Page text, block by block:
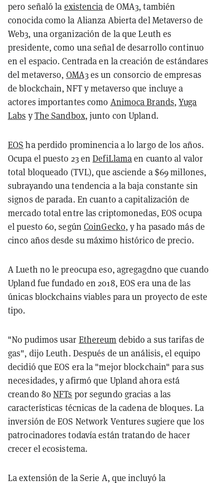
pero señaló la existencia de OMA3, también
conocida como la Alianza Abierta del Metaverso de
Web3, una organización de la que Leuth es
presidente, como una señal de desarrollo continuo
en el espacio. Centrada en la creación de estándares
del metaverso, OMA3es un consorcio de empresas
de blockchain, NFT y metaverso que incluye a
actores importantes como Animoca Brands,Yuga
Labs yThe Sandbox, junto con Upland.
EOS ha perdido prominencia a lo largo de los años.
Ocupa el puesto 23 enDefiLlamaen cuanto al valor
total bloqueado (TVL), que asciende a $69 millones,
subrayando una tendencia a la baja constante sin
signos de parada. En cuanto a capitalización de
mercado total entre las criptomonedas, EOS ocupa
el puesto 60, según CoinGecko, y ha pasado más de
cinco años desde su máximo histórico de precio.
A Lueth no le preocupa eso, agregagdno quecuando
Upland fue fundado en 2018, EOS era una de las
únicas blockchains viables para un proyecto de este
tipo.
"No pudimos usar Ethereum debido a sus tarifas de
gas", dijo Leuth. Después de un análisis, el equipo
decidió que EOS era la "mejor blockchain" para sus
necesidades, y afirmó que Upland ahora está
creando 80NFTs por segundo gracias a las
características técnicas de la cadena de bloques. La
inversión de EOS Network Ventures sugiere que los
patrocinadores todavía están tratando de hacer
crecer el ecosistema.
La extensión de la Serie A, que incluyó la